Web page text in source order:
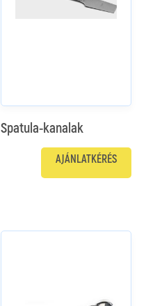
Spatula-kanalak
AJÁNLATKÉRÉS